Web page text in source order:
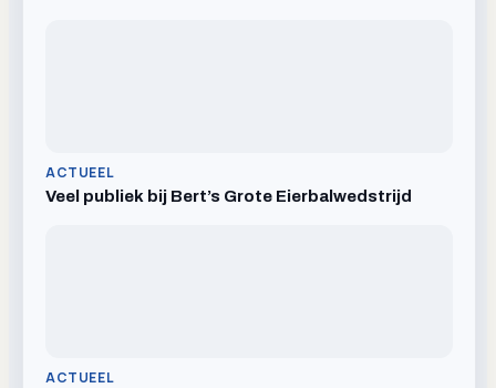
ACTUEEL
Veel publiek bij Bert’s Grote Eierbalwedstrijd
ACTUEEL